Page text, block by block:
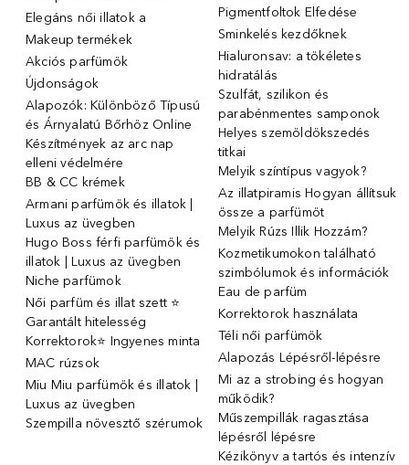
Elegáns női illatok ️a
Makeup termékek
Akciós parfümök
Újdonságok
Alapozók: Különböző Típusú
és Árnyalatú Bőrhöz Online
Készítmények az arc nap
elleni védelmére
BB & CC krémek
Armani parfümök és illatok |
Luxus az üvegben
Hugo Boss férfi parfümök és
illatok | Luxus az üvegben
Niche parfümok
Női parfüm és illat szett ⭐
Garantált hitelesség
Korrektorok⭐ Ingyenes minta
MAC rúzsok
Miu Miu parfümök és illatok |
Luxus az üvegben
Szempilla növesztő szérumok
Pigmentfoltok Elfedése
Sminkelés kezdőknek
Hialuronsav: a tökéletes
hidratálás
Szulfát, szilikon és
parabénmentes samponok
Helyes szemöldökszedés
titkai
Melyik színtípus vagyok?
Az illatpiramis Hogyan állítsuk
össze a parfümöt
Melyik Rúzs Illik Hozzám?
Kozmetikumokon található
szimbólumok és információk
Eau de parfüm
Korrektorok használata
Téli női parfümök
Alapozás Lépésről-lépésre
Mi az a strobing és hogyan
működik?
Műszempillák ragasztása
lépésről lépésre
Kézikönyv a tartós és intenzív